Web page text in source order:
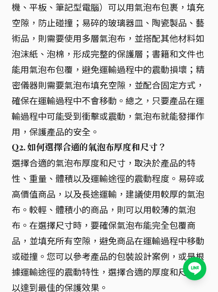
機、平板、筆記型電腦）可以用氣泡布包裹，填充
空隙，防止碰撞；易碎的玻璃器皿、陶瓷製品、藝
術品，則需要使用多層氣泡布，並搭配其他材料如
泡沫紙、泡棉，形成完整的保護層；書籍和文件也
能用氣泡布包覆，避免運輸過程中的震動損壞；精
密儀器則需要氣泡布填充空隙，並配合固定方式，
確保在運輸過程中不會移動。總之，只要產品在運
輸過程中可能受到衝擊或震動，氣泡布就能發揮作
用，保護產品的安全。
Q2. 如何選擇合適的氣泡布厚度和尺寸？
選擇合適的氣泡布厚度和尺寸，取決於產品的特
性、重量、體積以及運輸途徑的震動程度。易碎或
高價值商品，以及長途運輸，建議使用較厚的氣泡
布。較輕、體積小的商品，則可以用較薄的氣泡
布。在選擇尺寸時，要確保氣泡布能完全包覆商
品，並填充所有空隙，避免商品在運輸過程中移動
或碰撞。您可以參考產品的包裝設計案例，或是根
據運輸途徑的震動特性，選擇合適的厚度和尺寸，
以達到最佳的保護效果。